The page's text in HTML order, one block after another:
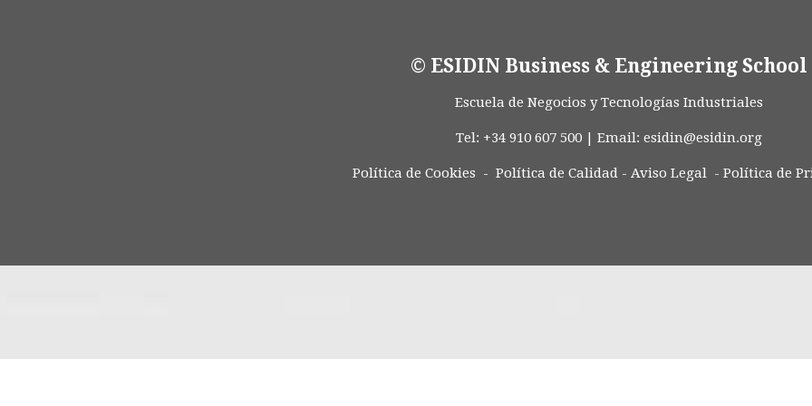
© ESIDIN Business & Engineering School
Escuela de Negocios y Tecnologías Industriales
Tel: +34 910 607 500 | Email: esidin@esidin.org
Política de Cookies - Política de Calidad- Aviso Legal- Política de